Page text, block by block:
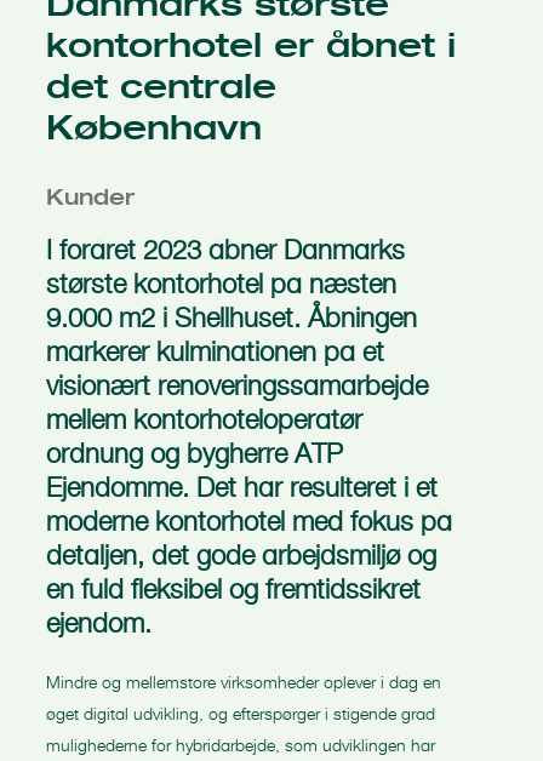
kontorhotel er åbnet i
det centrale
København
Kunder
I foråret 2023 åbner Danmarks
største kontorhotel på næsten
9.000 m2 i Shellhuset. Åbningen
markerer kulminationen på et
visionært renoveringssamarbejde
mellem kontorhoteloperatør
ordnung og bygherre ATP
Ejendomme. Det har resulteret i et
moderne kontorhotel med fokus på
detaljen, det gode arbejdsmiljø og
en fuld fleksibel og fremtidssikret
ejendom.
Mindre og mellemstore virksomheder oplever i dag en
øget digital udvikling, og efterspørger i stigende grad
mulighederne for hybridarbejde, som udviklingen har